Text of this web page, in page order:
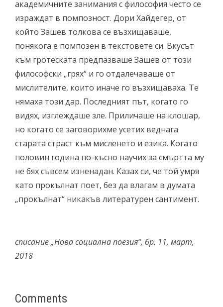
академичните занимания с философия често се
израждат в помпозност. Дори Хайдегер, от
който Зашев толкова се възхищаваше,
понякога е помпозен в текстовете си. Вкусът
към гротеската предпазваше Зашев от този
философски „грях“ и го отдалечаваше от
мислителите, които иначе го възхищаваха. Те
нямаха този дар. Последният път, когато го
видях, изглеждаше зле. Приличаше на клошар,
но когато се заговорихме усетих веднага
старата страст към мисленето и езика. Когато
половин година по-късно научих за смъртта му
не бях съвсем изненадан. Казах си, че той умря
като прокълнат поет, без да влагам в думата
„прокълнат“ никакъв литературен сантимент.
списание „Нова социална поезия“, бр. 11, март,
2018
Comments